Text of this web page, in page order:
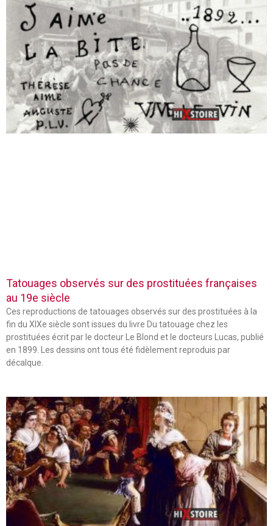
Tatouages observés sur des prostituées françaises
au 19e siècle
Ces reproductions de tatouages observés sur des prostituées à la
fin du XIXe siècle sont issues du livre Du tatouage chez les
prostituées écrit par le docteur Le Blond et le docteurs Lucas, publié
en 1899. Les dessins ont tous été fidèlement reproduis par
décalque.